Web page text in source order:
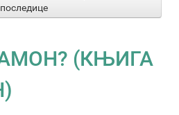
последице
(КЊИГА